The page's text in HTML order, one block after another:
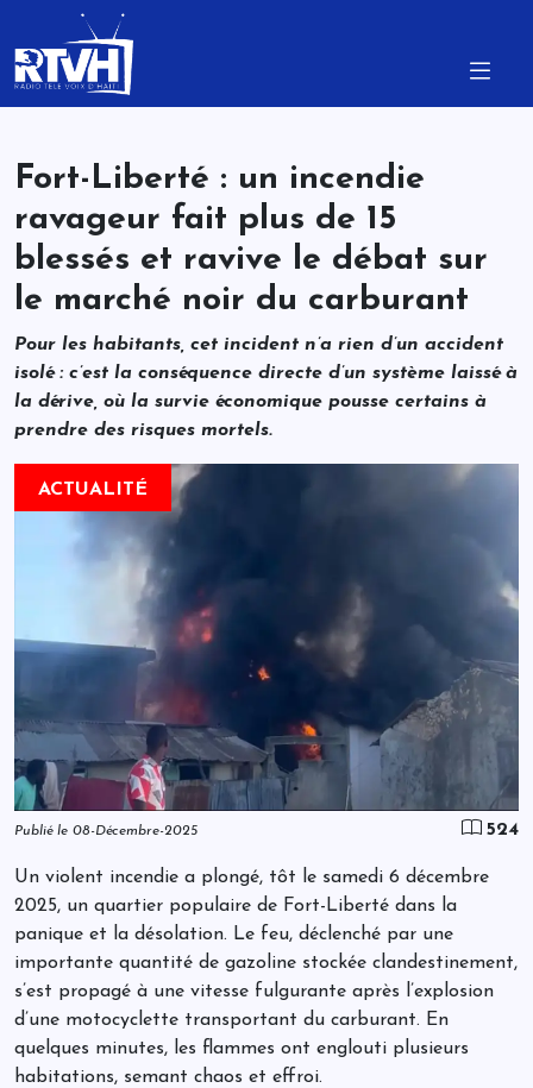
Fort-Liberté : un incendie
ravageur fait plus de 15
blessés et ravive le débat sur
le marché noir du carburant
Pour les habitants, cet incident n’a rien d’un accident
isolé : c’est la conséquence directe d’un système laissé à
la dérive, où la survie économique pousse certains à
prendre des risques mortels.
ACTUALITÉ
Publié le 08-Décembre-2025 524
Un violent incendie a plongé, tôt le samedi 6 décembre
2025, un quartier populaire de Fort-Liberté dans la
panique et la désolation. Le feu, déclenché par une
importante quantité de gazoline stockée clandestinement,
s’est propagé à une vitesse fulgurante après l’explosion
d’une motocyclette transportant du carburant. En
quelques minutes, les flammes ont englouti plusieurs
habitations, semant chaos et effroi.